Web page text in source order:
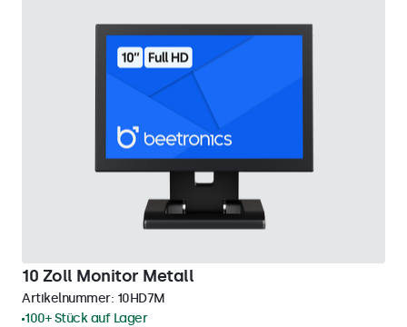
10 Zoll Monitor Metall
Artikelnummer: 10HD7M
100+ Stück auf Lager